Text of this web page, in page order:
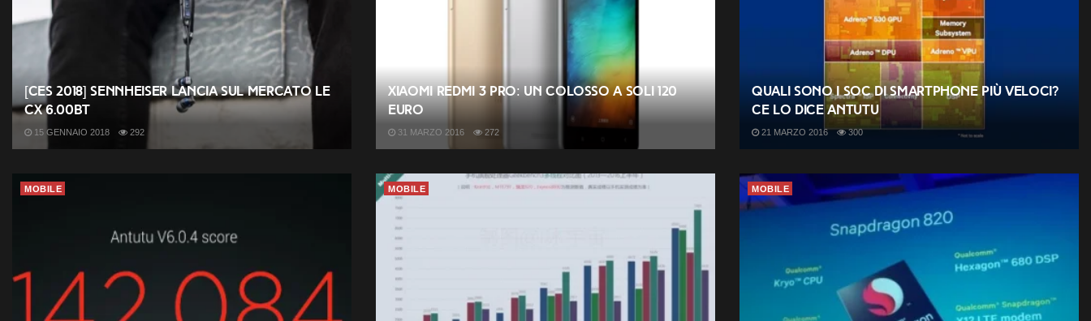
[CES 2018] Sennheiser lancia sul mercato le
CX 6.00BT
15 GENNAIO 2018 292
Xiaomi Redmi 3 Pro: un colosso a soli 120
euro
31 MARZO 2016 272
Quali sono i SoC di smartphone più veloci?
Ce lo dice AnTuTu
21 MARZO 2016 300
MOBILE MOBILE MOBILE